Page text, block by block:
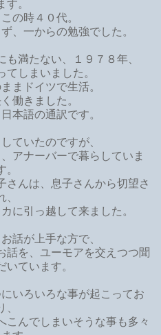
す。
の時４０代。
、一からの勉強でした。
も満たない、１９７８年、
てしまいました。
まドイツで生活。
働きました。
本語の通訳です。
ていたのですが、
アナーバーで暮らしていま
。
さんは、息子さんから切望さ
、
に引っ越して来ました。
話が上手な方で、
話を、ユーモアを交えつつ聞
いています。
いろいろな事が起こってお
、
こんでしまいそうな事も多々